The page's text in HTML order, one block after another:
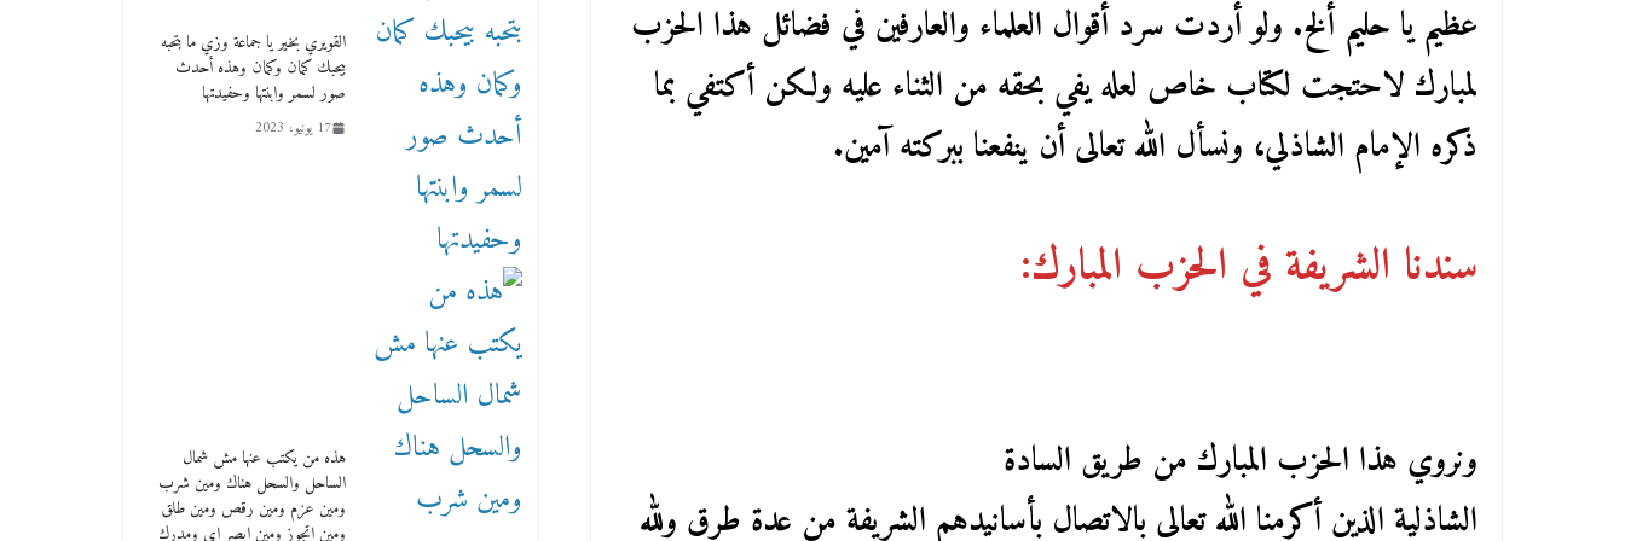
عظيم يا حليم ألخ. ولو أردت سرد أقوال العلماء والعارفين في فضائل هذا الحزب
لمبارك لاحتجت لكتاب خاص لعله يفي بحقه من الثناء عليه ولكن أكتفي بما
ذكره الإمام الشاذلي، ونسأل الله تعالى أن ينفعنا ببركته آمين.
سندنا الشريفة في الحزب المبارك:
ونروي هذا الحزب المبارك من طريق السادة
الشاذلية الذين أكرمنا الله تعالى بالاتصال بأسانيدهم الشريفة من عدة طرق ولله
ولي العهد
2 أبريل، 2026
القويري بخير يا جماعة وزي ما بتحبه
بيحبك كمان وكمان وهذه أحدث
صور لسمر وابنتها وحفيدتها
17 يونيو، 2023
هذه من يكتب عنها مش شمال
الساحل والسحل هناك ومين شرب
ومين عزم ومين رقص ومين طلق
ومين اتجوز ومين ابصر اي ومدرك